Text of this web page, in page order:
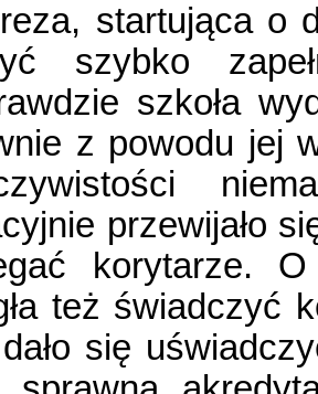
startująca o
szybko
szkoła
z powodu jej
przewijało
korytarze.
też świadczyć
się